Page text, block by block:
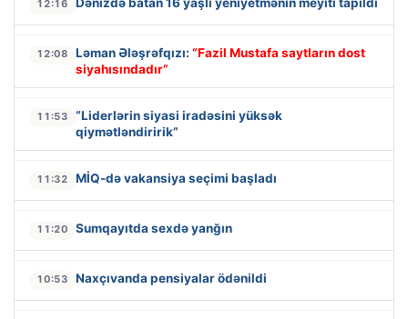
12:16
12:08 Ləman Ələşrəfqızı: “Fazil Mustafa saytların dost
siyahısındadır”
11:53
“Liderlərin siyasi iradəsini yüksək
qiymətləndiririk”
11:32 MİQ-də vakansiya seçimi başladı
11:20 Sumqayıtda sexdə yanğın
10:53 Naxçıvanda pensiyalar ödənildi